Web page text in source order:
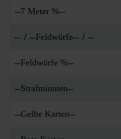
–7 Meter %–
– / –Feldwürfe– / –
–Feldwürfe %–
–Strafminuten–
–Gelbe Karten–